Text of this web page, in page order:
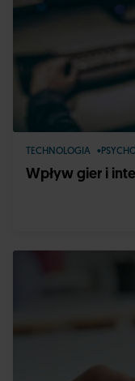
TECHNOLOGIA
Wpływ gier i